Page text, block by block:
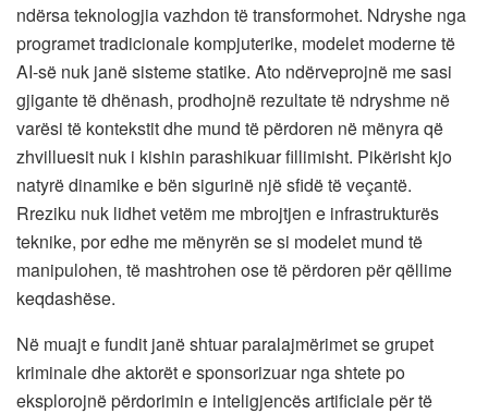
ndërsa teknologjia vazhdon të transformohet. Ndryshe nga
programet tradicionale kompjuterike, modelet moderne të
AI-së nuk janë sisteme statike. Ato ndërveprojnë me sasi
gjigante të dhënash, prodhojnë rezultate të ndryshme në
varësi të kontekstit dhe mund të përdoren në mënyra që
zhvilluesit nuk i kishin parashikuar fillimisht. Pikërisht kjo
natyrë dinamike e bën sigurinë një sfidë të veçantë.
Rreziku nuk lidhet vetëm me mbrojtjen e infrastrukturës
teknike, por edhe me mënyrën se si modelet mund të
manipulohen, të mashtrohen ose të përdoren për qëllime
keqdashëse.
Në muajt e fundit janë shtuar paralajmërimet se grupet
kriminale dhe aktorët e sponsorizuar nga shtete po
eksplorojnë përdorimin e inteligjencës artificiale për të